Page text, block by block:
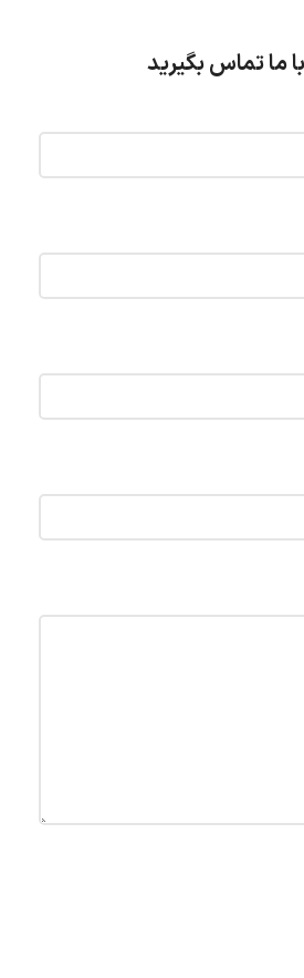
ما تماس بگیرید